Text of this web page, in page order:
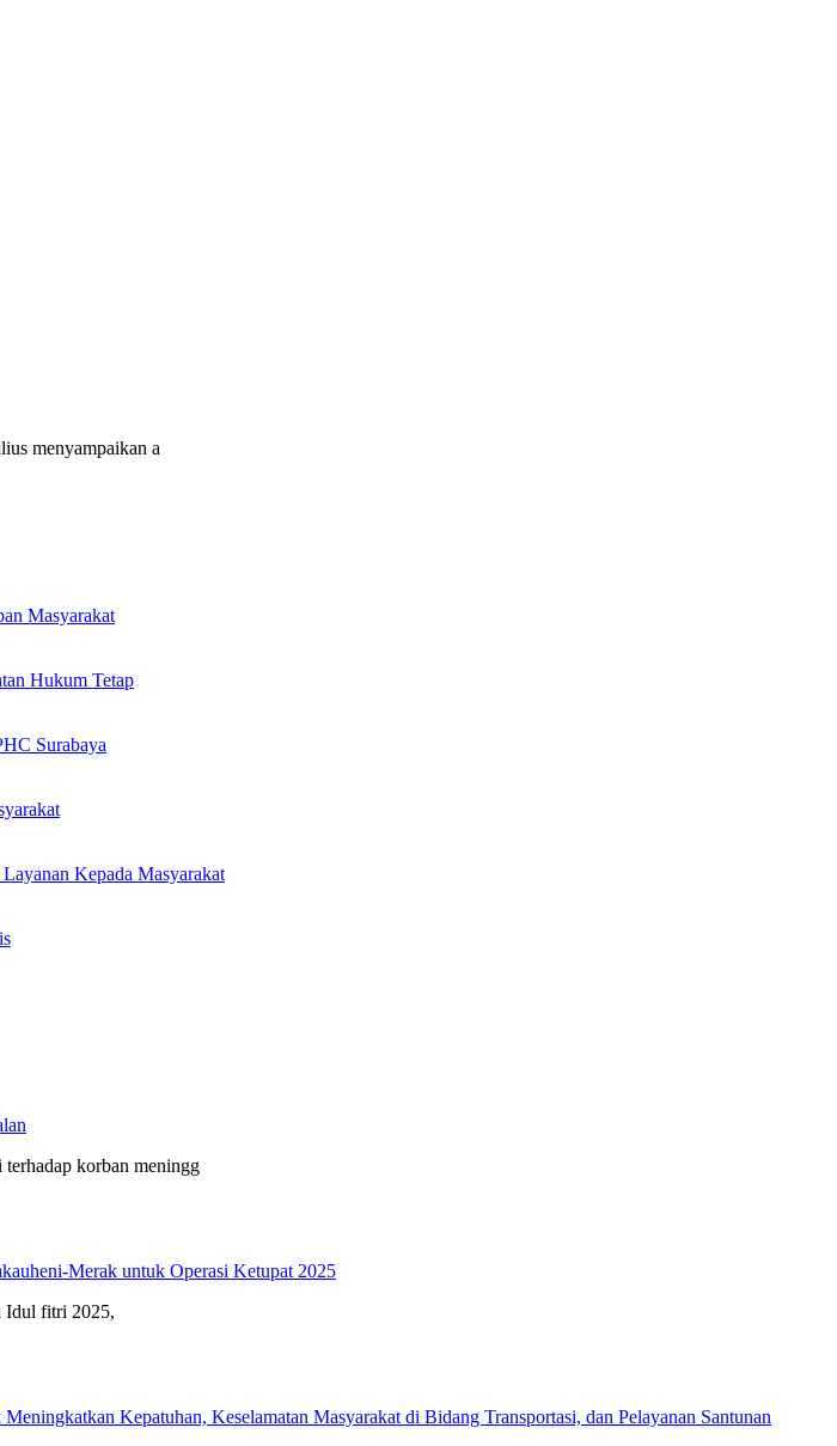
menyampaikan a
Masyarakat
Hukum Tetap
Surabaya
Kepada Masyarakat
korban meningg
Merak untuk Operasi Ketupat 2025
Idul fitri 2025,
Kepatuhan, Keselamatan Masyarakat di Bidang Transportasi, dan Pelayanan Santunan